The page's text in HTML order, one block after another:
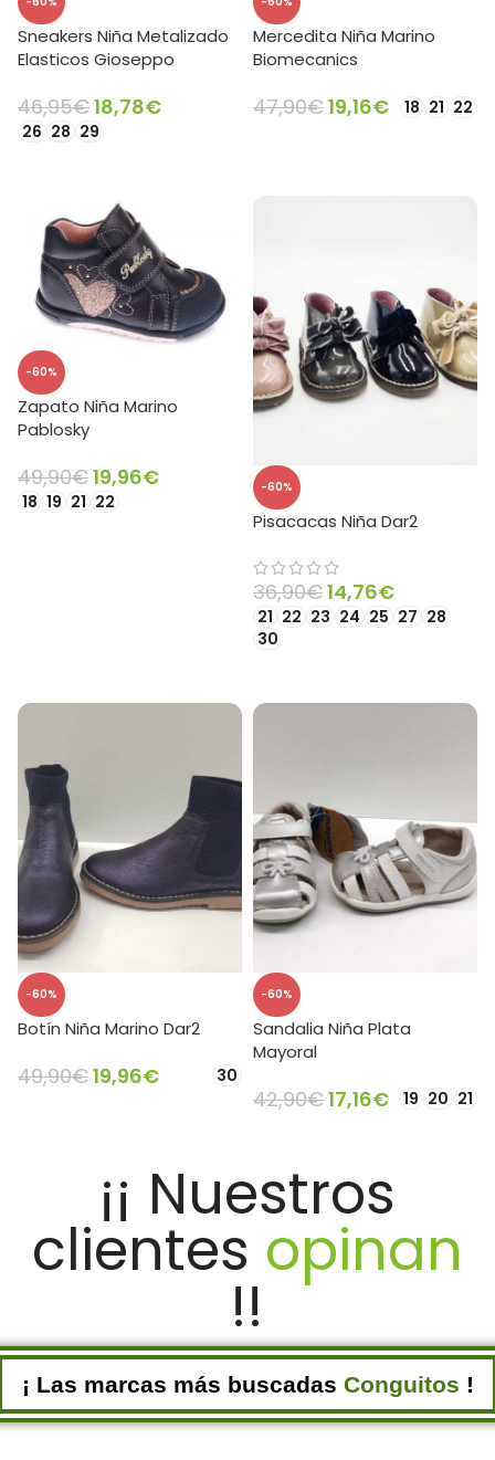
Sneakers Niña Metalizado
Elasticos Gioseppo
46,95€18,78€
26 28 29
Mercedita Niña Marino
Biomecanics
47,90€19,16€ 18 21 22
-60%
Zapato Niña Marino
Pablosky
49,90€19,96€
18 19 21 22
-60%
Pisacacas Niña Dar2
36,90€14,76€
21 22 23 24 25 27 28
30
-60%
Botín Niña Marino Dar2
49,90€19,96€ 30
-60%
Sandalia Niña Plata
Mayoral
42,90€17,16€ 19 20 21
¡¡ Nuestros
clientes opinan
!!
¡ Las marcas más buscadas Conguitos !